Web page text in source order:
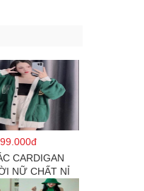
99.000đ
CARDIGAN
NỮ CHẤT NỈ